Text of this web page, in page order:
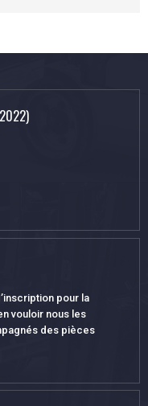
pour la
vouloir nous les
des pièces